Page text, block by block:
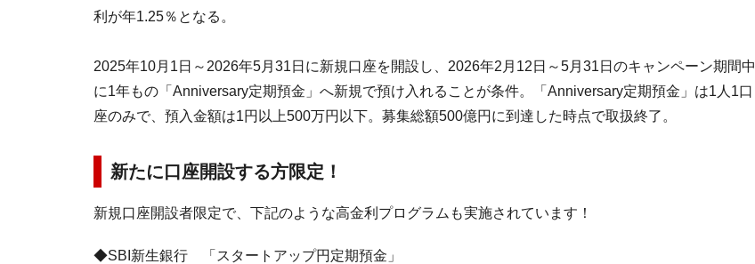
利が年1.25％となる。
2025年10月1日～2026年5月31日に新規口座を開設し、2026年2月12日～5月31日のキャンペーン期間中
に1年もの「Anniversary定期預金」へ新規で預け入れることが条件。「Anniversary定期預金」は1人1口
座のみで、預入金額は1円以上500万円以下。募集総額500億円に到達した時点で取扱終了。
新たに口座開設する方限定！
新規口座開設者限定で、下記のような高金利プログラムも実施されています！
◆SBI新生銀行 「スタートアップ円定期預金」